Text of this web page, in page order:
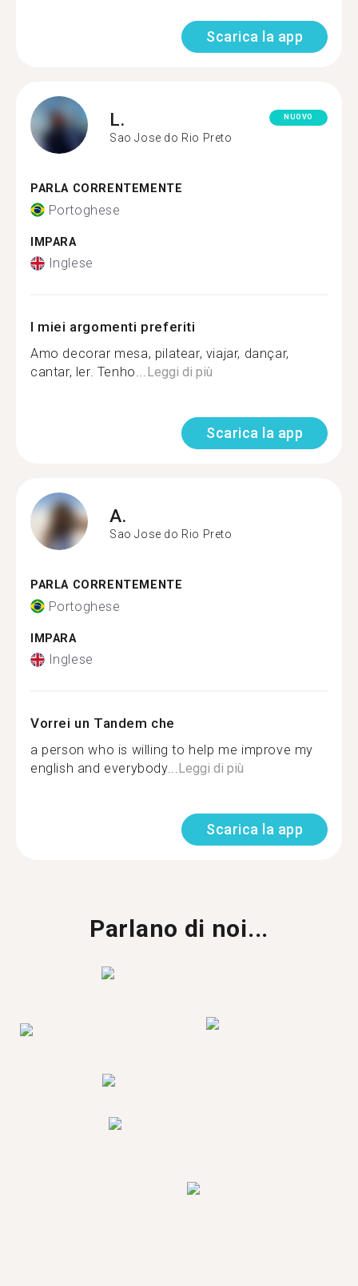
Scarica la app
L.
Sao Jose do Rio Preto
NUOVO
PARLA CORRENTEMENTE
Portoghese
IMPARA
Inglese
I miei argomenti preferiti
Amo decorar mesa, pilatear, viajar, dançar,
cantar, ler. Tenho...Leggi di più
Scarica la app
A.
Sao Jose do Rio Preto
PARLA CORRENTEMENTE
Portoghese
IMPARA
Inglese
Vorrei un Tandem che
a person who is willing to help me improve my
english and everybody...Leggi di più
Scarica la app
Parlano di noi...